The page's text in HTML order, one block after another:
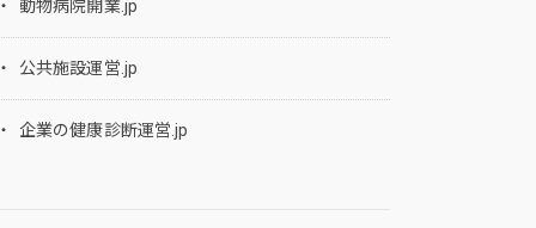
動物病院開業.jp
公共施設運営.jp
企業の健康診断運営.jp